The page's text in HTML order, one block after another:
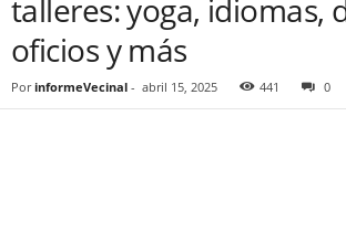
talleres: yoga, idiomas,
oficios y más
Por informeVecinal - abril 15, 2025 441 0